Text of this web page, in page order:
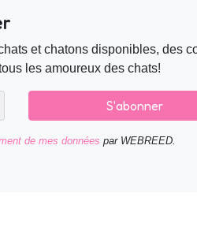
et chatons disponibles, des
les amoureux des chats!
S'abonner
de mes données par WEBREED.